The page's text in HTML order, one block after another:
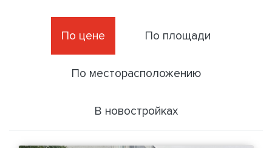
По цене По площади
По месторасположению
В новостройках